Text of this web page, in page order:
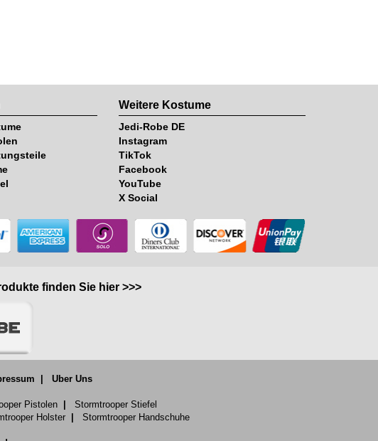
Weitere Kostume
Jedi-Robe DE
Instagram
TikTok
Facebook
YouTube
X Social
finden Sie hier >>>
| Uber Uns
Pistolen | Stormtrooper Stiefel
Holster| Stormtrooper Handschuhe